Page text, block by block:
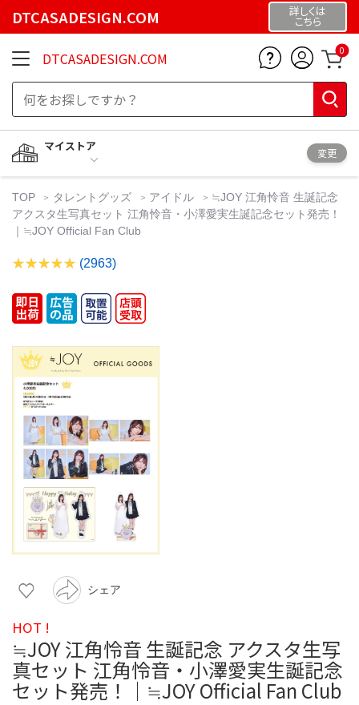
DTCASADESIGN.COM 詳しくは
こちら
DTCASADESIGN.COM 0
マイストア
変更
TOP タレントグッズ アイドル
≒JOY 江角怜音 生誕記念
アクスタ生写真セット 江角怜音・小澤愛実生誕記念セット発売！
｜≒JOY Official Fan Club
(2963)
シェア
HOT !
≒JOY 江角怜音 生誕記念 アクスタ生写
真セット 江角怜音・小澤愛実生誕記念
セット発売！｜≒JOY Official Fan Club